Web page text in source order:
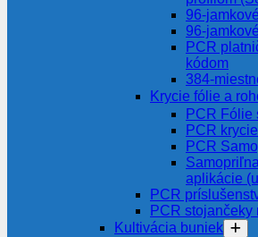
96-
96-
PCR
kódom
384-
Krycie fólie a
PCR Fólie
PCR
PCR
aplikácie
PCR
PCR stojančeky
Kultivácia buniek